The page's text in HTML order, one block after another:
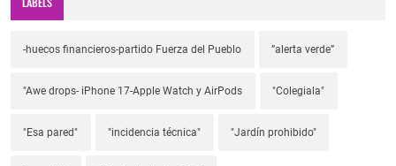
-huecos financieros-partido Fuerza del Pueblo ”alerta verde”
"Awe drops- iPhone 17-Apple Watch y AirPods "Colegiala"
"Esa pared" "incidencia técnica" "Jardín prohibido"